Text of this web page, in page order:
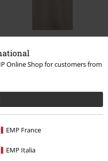
Online Shop for customers from
EMP France
EMP Italia
UVP26,99 €
19,99 €